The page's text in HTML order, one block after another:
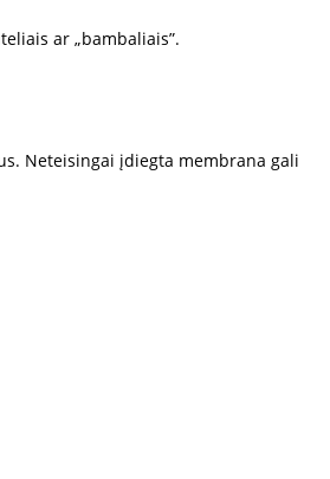
ar „bambaliais”.
Neteisingai įdiegta membrana gali